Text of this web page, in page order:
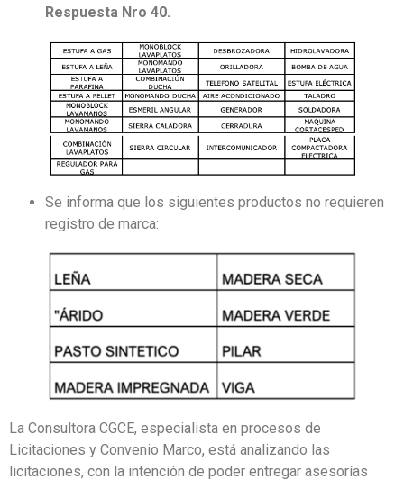
Respuesta Nro 40.
Se informa que los siguientes productos no requieren
registro de marca:
La Consultora CGCE, especialista en procesos de
Licitaciones y Convenio Marco, está analizando las
licitaciones, con la intención de poder entregar asesorías